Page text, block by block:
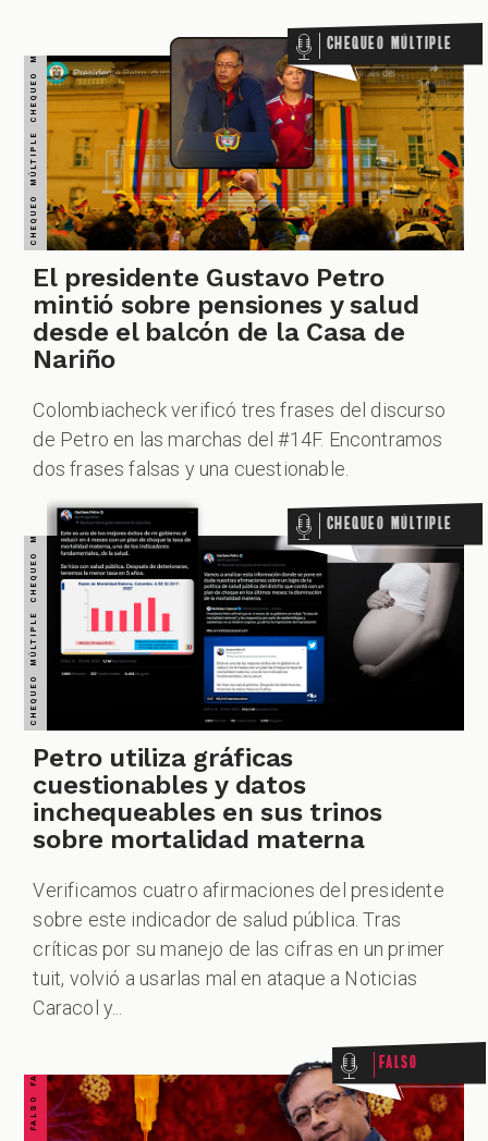
ZOOM
Chequeo Múltiple
El presidente Gustavo Petro
mintió sobre pensiones y salud
desde el balcón de la Casa de
Nariño
Colombiacheck verificó tres frases del discurso
de Petro en las marchas del #14F. Encontramos
dos frases falsas y una cuestionable.
CHEQUEO MÚLTIPLE CHEQUEO MÚLTIPLE CHEQUEO MÚLTIPLE CHEQUEO MÚLTIPLE CHEQUEO MÚLTIPLE CHEQUEO MÚLTIPLE CHEQUEO MÚLTIPLE Chequeo Múltiple
Petro utiliza gráficas
cuestionables y datos
inchequeables en sus trinos
sobre mortalidad materna
Verificamos cuatro afirmaciones del presidente
sobre este indicador de salud pública. Tras
críticas por su manejo de las cifras en un primer
tuit, volvió a usarlas mal en ataque a Noticias
Caracol y...
Falso